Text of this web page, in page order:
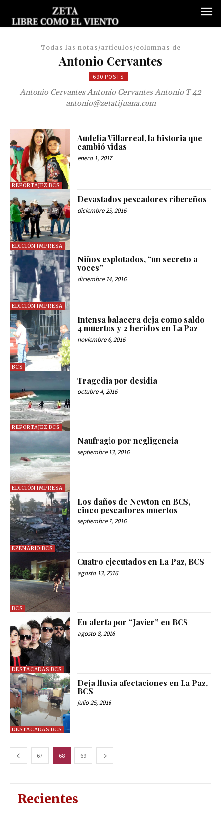
Todas las notas/artículos/columnas de
Antonio Cervantes
690 POSTS
Antonio Cervantes Antonio Cervantes Antonio T 42
antonio@zetatijuana.com
REPORTAJEZ BCS
Audelia Villarreal, la historia que
cambió vidas
enero 1, 2017
EDICIÓN IMPRESA
Devastados pescadores ribereños
diciembre 25, 2016
EDICIÓN IMPRESA
Niños explotados, “un secreto a
voces”
diciembre 14, 2016
BCS
Intensa balacera deja como saldo
4 muertos y 2 heridos en La Paz
noviembre 6, 2016
REPORTAJEZ BCS
Tragedia por desidia
octubre 4, 2016
EDICIÓN IMPRESA
Naufragio por negligencia
septiembre 13, 2016
EZENARIO BCS
Los daños de Newton en BCS,
cinco pescadores muertos
septiembre 7, 2016
BCS
Cuatro ejecutados en La Paz, BCS
agosto 13, 2016
DESTACADAS BCS
En alerta por “Javier” en BCS
agosto 8, 2016
DESTACADAS BCS
Deja lluvia afectaciones en La Paz,
BCS
julio 25, 2016
67 68 69
Recientes